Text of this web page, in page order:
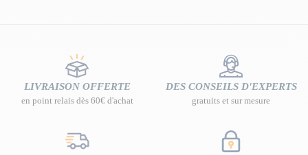
LIVRAISON OFFERTE
en point relais dès 60€ d'achat
DES CONSEILS D'EXPERTS
gratuits et sur mesure